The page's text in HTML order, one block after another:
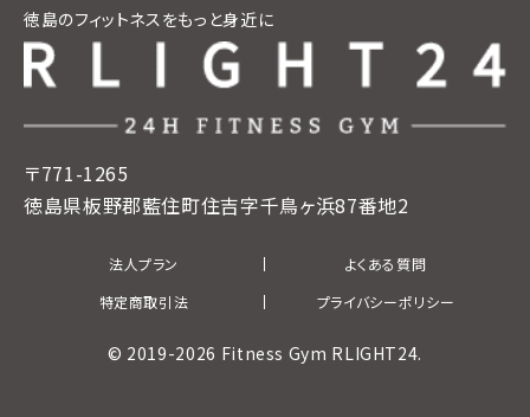
徳島のフィットネスをもっと身近に
〒771-1265
徳島県板野郡藍住町住吉字千鳥ヶ浜87番地2
法人プラン
よくある質問
特定商取引法
プライバシーポリシー
© 2019-2026 Fitness Gym RLIGHT24.